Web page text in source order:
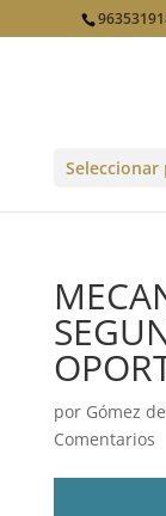
Seleccionar
por Gómez
Comentarios